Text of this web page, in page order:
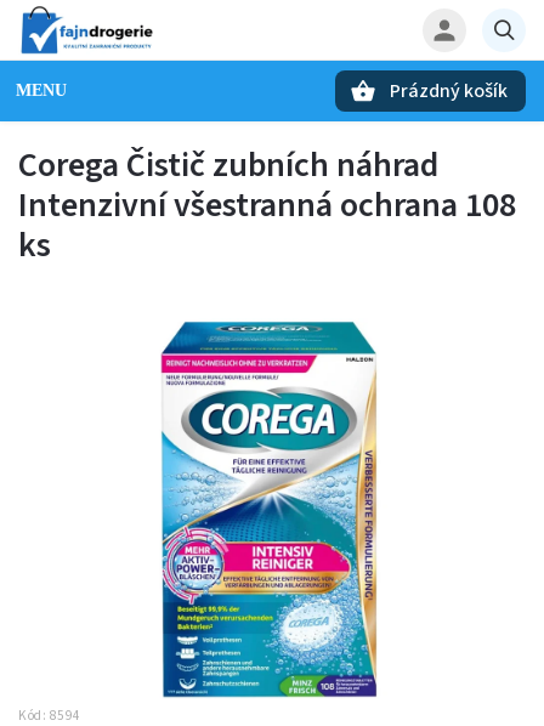
Prázdný košík
Corega Čistič zubních náhrad
Intenzivní všestranná ochrana 108
ks
Kód: 8594